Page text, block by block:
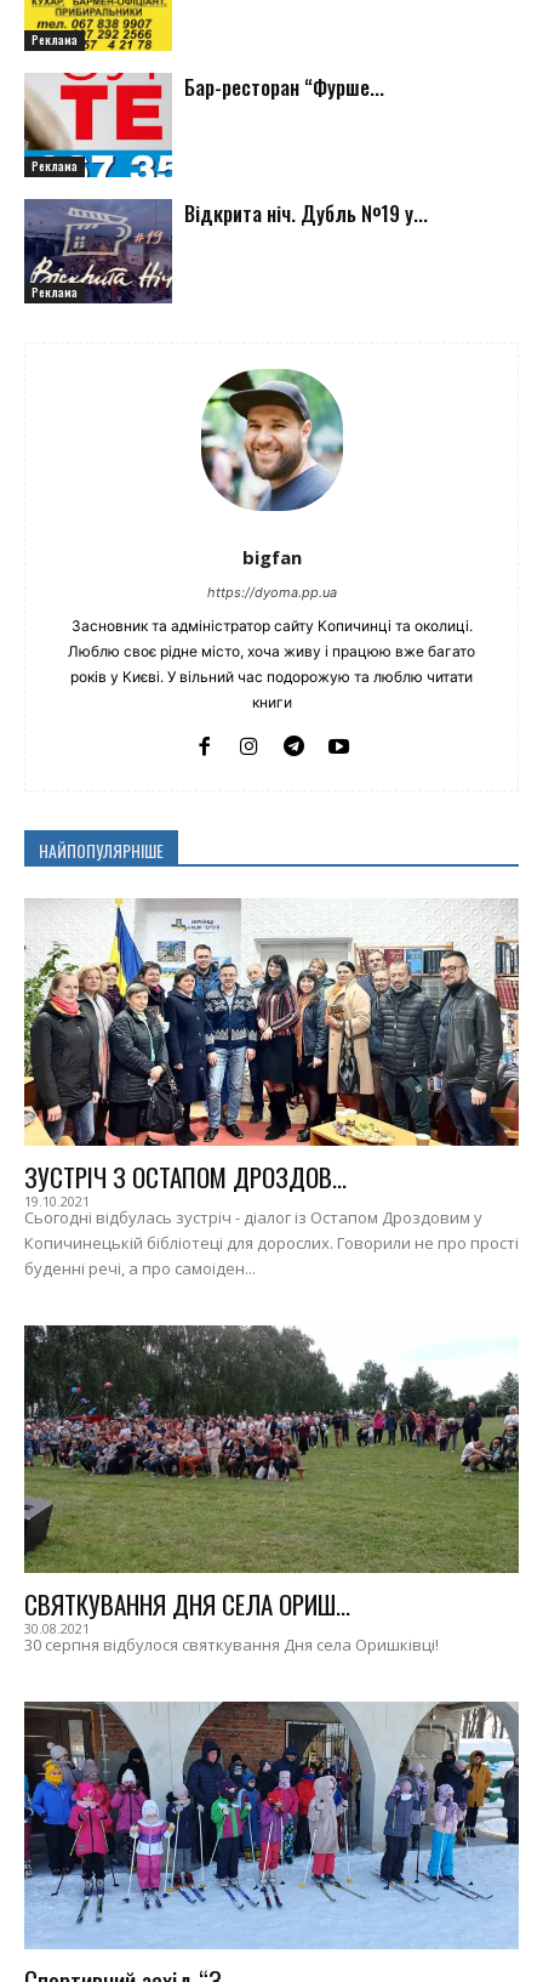
Реклама
Реклама
Бар-ресторан “Фурше...
Реклама
Відкрита ніч. Дубль №19 у...
bigfan
https://dyoma.pp.ua
Засновник та адміністратор сайту Копичинці та околиці.
Люблю своє рідне місто, хоча живу і працюю вже багато
років у Києві. У вільний час подорожую та люблю читати
книги
НАЙПОПУЛЯРНІШЕ
ЗУСТРІЧ З ОСТАПОМ ДРОЗДОВ...
19.10.2021
Сьогодні відбулась зустріч - діалог із Остапом Дроздовим у
Копичинецькій бібліотеці для дорослих. Говорили не про прості
буденні речі, а про самоіден...
СВЯТКУВАННЯ ДНЯ СЕЛА ОРИШ...
30.08.2021
30 серпня відбулося святкування Дня села Оришківці!